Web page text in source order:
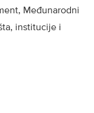
Međunarodni
institucije i